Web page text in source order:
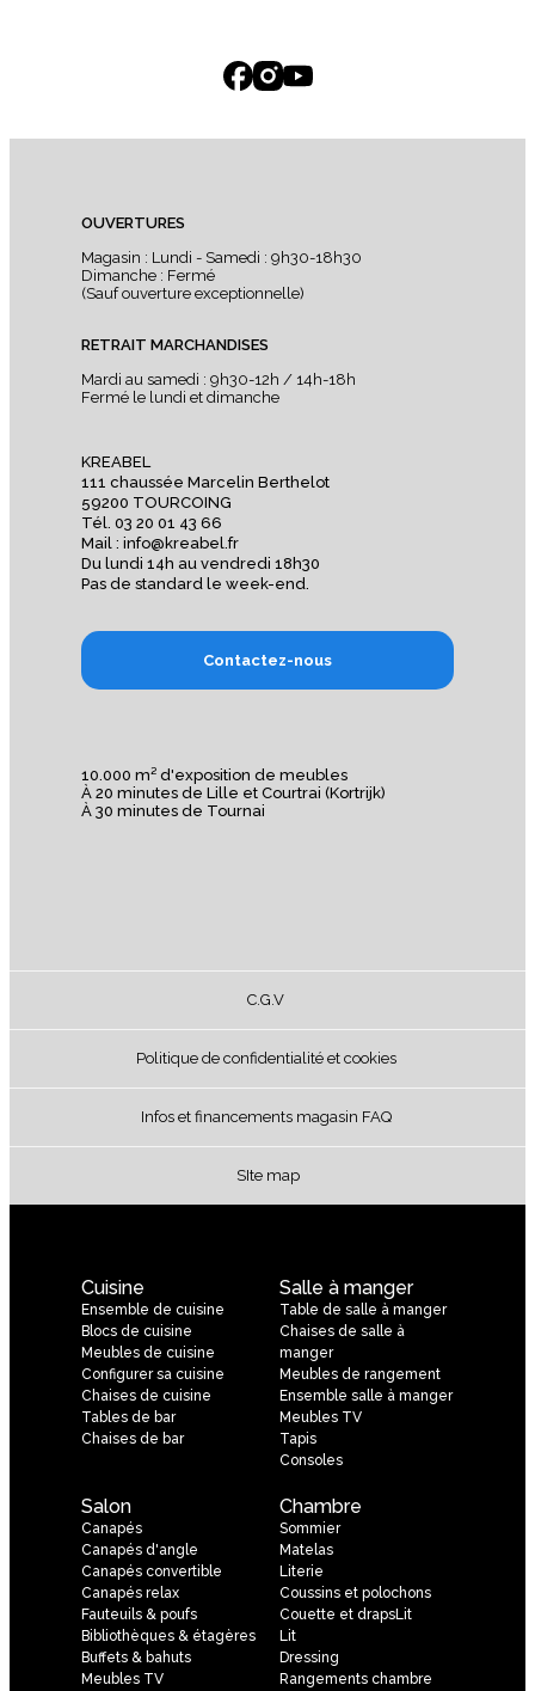
OUVERTURES
Magasin : Lundi - Samedi : 9h30-18h30
Dimanche : Fermé
(Sauf ouverture exceptionnelle)
RETRAIT MARCHANDISES
Mardi au samedi : 9h30-12h / 14h-18h
Fermé le lundi et dimanche
KREABEL
111 chaussée Marcelin Berthelot
59200 TOURCOING
Tél. 03 20 01 43 66
Mail : info@kreabel.fr
Du lundi 14h au vendredi 18h30
Pas de standard le week-end.
Contactez-nous
10.000 m² d'exposition de meubles
À 20 minutes de Lille et Courtrai (Kortrijk)
À 30 minutes de Tournai
C.G.V
Politique de confidentialité et cookies
Infos et financements magasin FAQ
SIte map
Cuisine
Ensemble de cuisine
Blocs de cuisine
Meubles de cuisine
Configurer sa cuisine
Chaises de cuisine
Tables de bar
Chaises de bar
Salle à manger
Table de salle à manger
Chaises de salle à
manger
Meubles de rangement
Ensemble salle à manger
Meubles TV
Tapis
Consoles
Salon
Canapés
Canapés d'angle
Canapés convertible
Canapés relax
Fauteuils & poufs
Bibliothèques & étagères
Buffets & bahuts
Meubles TV
Chambre
Sommier
Matelas
Literie
Coussins et polochons
Couette et drapsLit
Lit
Dressing
Rangements chambre